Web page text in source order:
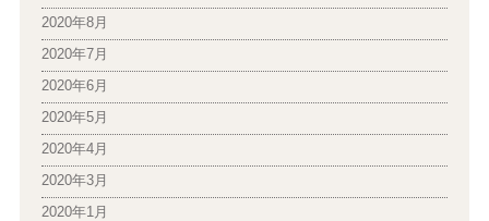
2020年8月
2020年7月
2020年6月
2020年5月
2020年4月
2020年3月
2020年1月